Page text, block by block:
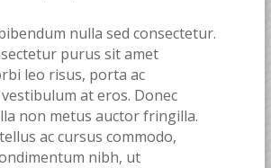
nulla sed consectetur.
purus sit amet
leo risus, porta ac
at eros. Donec
non metus auctor fringilla.
ac cursus commodo,
nibh, ut